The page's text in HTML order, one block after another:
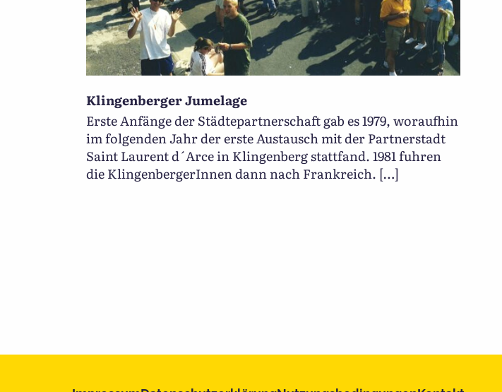
Klingenberger Jumelage
Erste Anfänge der Städtepartnerschaft gab es 1979, woraufhin
im folgenden Jahr der erste Austausch mit der Partnerstadt
Saint Laurent d´Arce in Klingenberg stattfand. 1981 fuhren
die KlingenbergerInnen dann nach Frankreich. […]